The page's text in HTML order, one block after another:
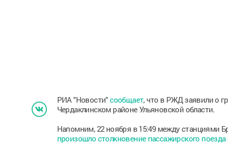
РИА "Новости"сообщает, что в РЖД заявили о
Чердаклинском районе Ульяновской области.
Напомним, 22 ноября в 15:49 между станциями
произошло столкновение пассажирского